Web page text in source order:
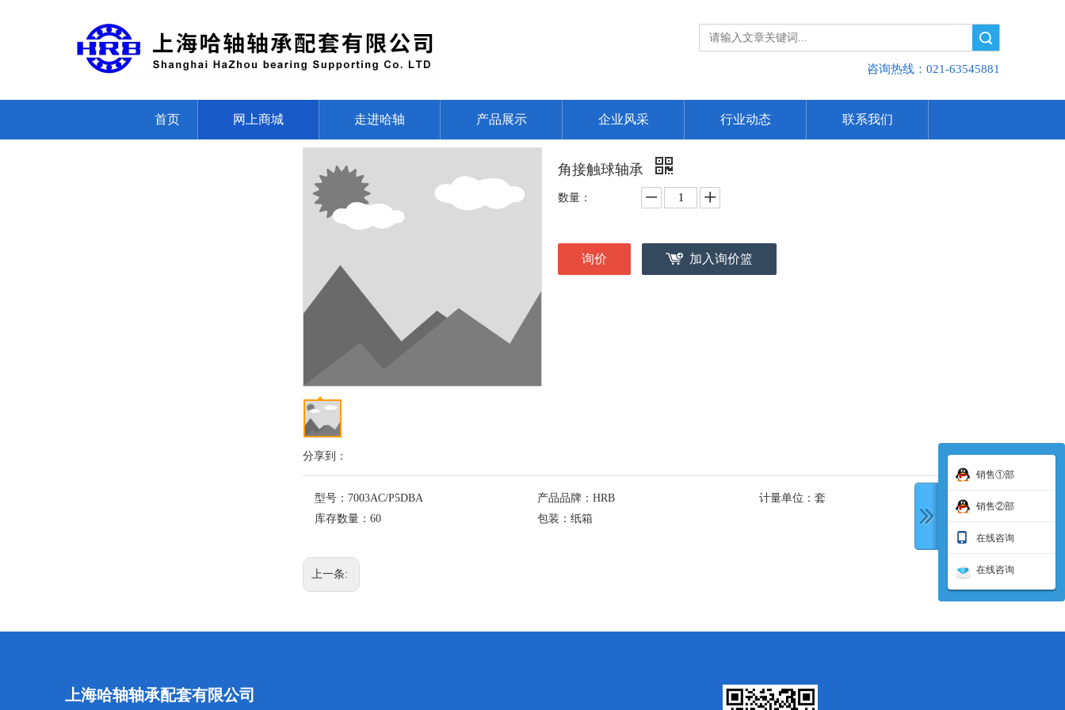
咨询热线：021-63545881
首页 网上商城 走进哈轴 产品展示 企业风采 行业动态 联系我们
分享到：
角接触球轴承
数量：
询价 加入询价篮
型号： 7003AC/P5DBA 产品品牌： HRB 计量单位： 套
库存数量： 60 包装： 纸箱
上一条: 下一条:
销售①部
销售②部
在线咨询
在线咨询
上海哈轴轴承配套有限公司